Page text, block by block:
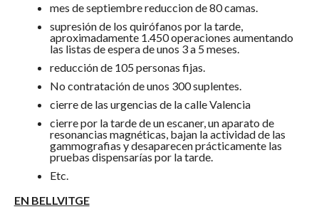
mes de septiembre reduccion de 80 camas.
supresión de los quirófanos por la tarde,
aproximadamente 1.450 operaciones aumentando
las listas de espera de unos 3 a 5 meses.
reducción de 105 personas fijas.
No contratación de unos 300 suplentes.
cierre de las urgencias de la calle Valencia
cierre por la tarde de un escaner, un aparato de
resonancias magnéticas, bajan la actividad de las
gammografias y desaparecen prácticamente las
pruebas dispensarías por la tarde.
Etc.
EN BELLVITGE